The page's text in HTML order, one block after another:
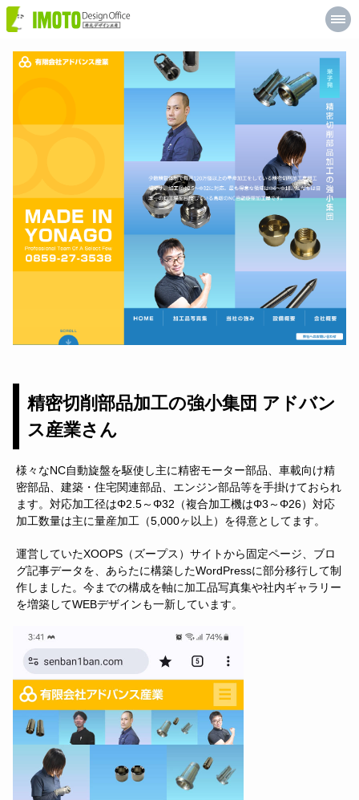
井
デ
精密切削部品加工の強小集団 アドバン
ス産業さん
様々なNC自動旋盤を駆使し主に精密モーター部品、車載向け精
密部品、建築・住宅関連部品、エンジン部品等を手掛けておられ
ます。対応加工径はΦ2.5～Φ32（複合加工機はΦ3～Φ26）対応
加工数量は主に量産加工（5,000ヶ以上）を得意としてます。
運営していたXOOPS（ズープス）サイトから固定ページ、ブロ
グ記事データを、あらたに構築したWordPressに部分移行して制
作しました。今までの構成を軸に加工品写真集や社内ギャラリー
を増築してWEBデザインも一新しています。